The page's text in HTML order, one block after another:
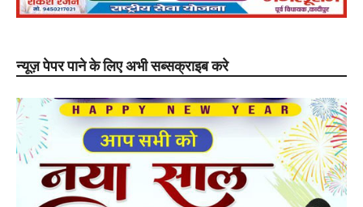
न्यूज़ पेपर पाने के लिए अभी सब्सक्राइब करे